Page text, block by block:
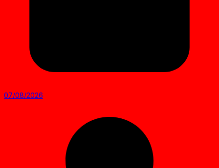
07/08/2026